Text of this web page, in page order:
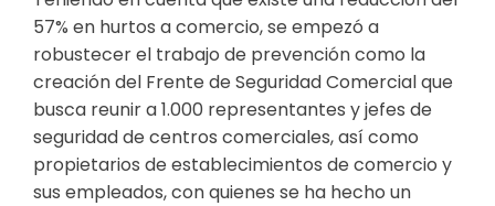
57% en hurtos a comercio, se empezó a
robustecer el trabajo de prevención como la
creación del Frente de Seguridad Comercial que
busca reunir a 1.000 representantes y jefes de
seguridad de centros comerciales, así como
propietarios de establecimientos de comercio y
sus empleados, con quienes se ha hecho un